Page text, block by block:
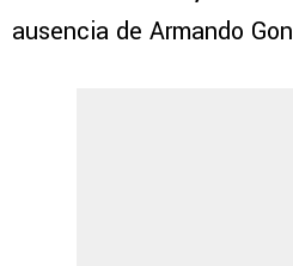
ausencia de Armando